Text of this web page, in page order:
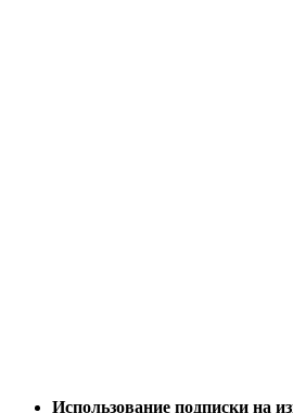
Использование подписки на